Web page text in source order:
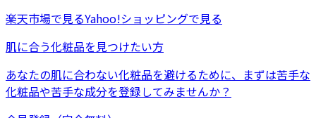
楽天市場で見るYahoo!ショッピングで見る
肌に合う化粧品を見つけたい方
あなたの肌に合わない化粧品を避けるために、まずは苦手な
化粧品や苦手な成分を登録してみませんか？